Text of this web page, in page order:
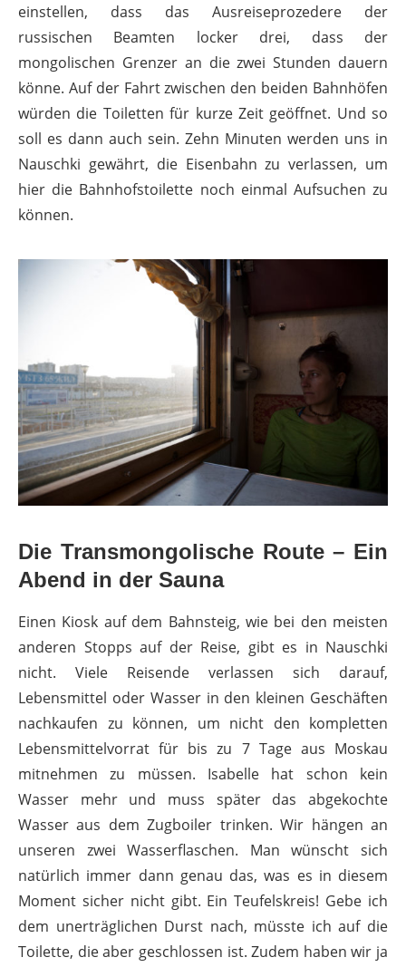
einstellen, dass das Ausreiseprozedere der
russischen Beamten locker drei, dass der
mongolischen Grenzer an die zwei Stunden dauern
könne. Auf der Fahrt zwischen den beiden Bahnhöfen
würden die Toiletten für kurze Zeit geöffnet. Und so
soll es dann auch sein. Zehn Minuten werden uns in
Nauschki gewährt, die Eisenbahn zu verlassen, um
hier die Bahnhofstoilette noch einmal Aufsuchen zu
können.
Die Transmongolische Route – Ein
Abend in der Sauna
Einen Kiosk auf dem Bahnsteig, wie bei den meisten
anderen Stopps auf der Reise, gibt es in Nauschki
nicht. Viele Reisende verlassen sich darauf,
Lebensmittel oder Wasser in den kleinen Geschäften
nachkaufen zu können, um nicht den kompletten
Lebensmittelvorrat für bis zu 7 Tage aus Moskau
mitnehmen zu müssen. Isabelle hat schon kein
Wasser mehr und muss später das abgekochte
Wasser aus dem Zugboiler trinken. Wir hängen an
unseren zwei Wasserflaschen. Man wünscht sich
natürlich immer dann genau das, was es in diesem
Moment sicher nicht gibt. Ein Teufelskreis! Gebe ich
dem unerträglichen Durst nach, müsste ich auf die
Toilette, die aber geschlossen ist. Zudem haben wir ja